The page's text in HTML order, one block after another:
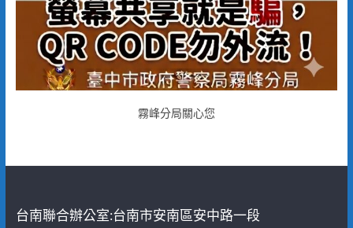
霧峰分局關心您
台南聯合辦公室:台南市安南區安中路一段